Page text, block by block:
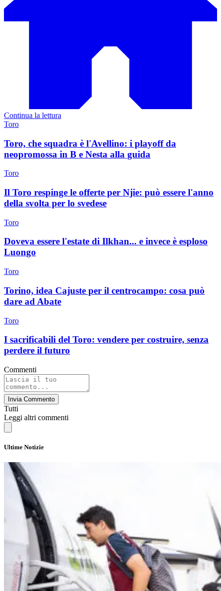
Continua la lettura
Toro
Toro, che squadra è l'Avellino: i playoff da
neopromossa in B e Nesta alla guida
Toro
Il Toro respinge le offerte per Njie: può essere l'anno
della svolta per lo svedese
Toro
Doveva essere l'estate di Ilkhan... e invece è esploso
Luongo
Toro
Torino, idea Cajuste per il centrocampo: cosa può
dare ad Abate
Toro
I sacrificabili del Toro: vendere per costruire, senza
perdere il futuro
Commenti
Invia Commento
Tutti
Leggi altri commenti
Ultime Notizie